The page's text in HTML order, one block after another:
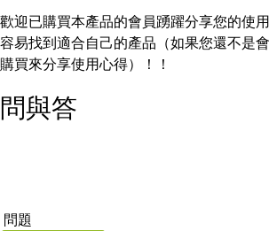
歡迎已購買本產品的會員踴躍分享您的使
容易找到適合自己的產品（如果您還不是
購買來分享使用心得）！！
問與答
問題